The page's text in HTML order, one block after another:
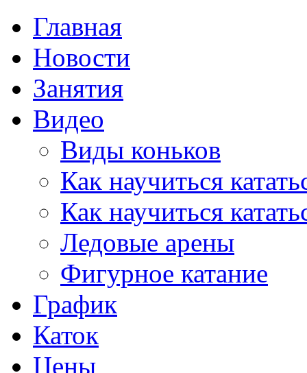
Главная
Новости
Занятия
Видео
Виды коньков
Как научиться
Как научиться
Ледовые арены
Фигурное катание
График
Каток
Цены